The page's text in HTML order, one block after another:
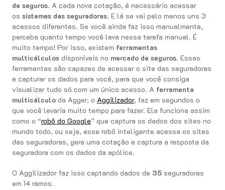
de seguros. A cada nova cotação, é necessário acessar
os sistemas das seguradoras. E lá se vai pelo menos uns 3
acessos diferentes. Se você ainda faz isso manualmente,
perceba quanto tempo você leva nessa tarefa manual. É
muito tempo! Por isso, existem ferramentas
multicálculos disponíveis no mercado de seguros. Essas
ferramentas são capazes de acessar o site das seguradoras
e capturar os dados para você, para que você consiga
visualizar tudo só com um único acesso. A ferramenta
multicálculo da Agger, o Aggilizador, faz em segundos o
que você levaria muito tempo para fazer. Ela funciona assim
como o “robô do Google” que captura os dados dos sites no
mundo todo, ou seja, esse robô inteligente acessa os sites
das seguradoras, gera uma cotação e captura a resposta da
seguradora com os dados da apólice.
O Aggilizador faz isso captando dados de 35 seguradoras
em 14 ramos.